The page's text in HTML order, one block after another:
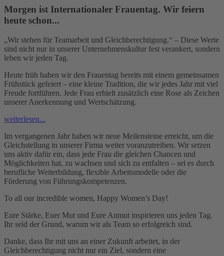
Morgen ist Internationaler Frauentag. Wir feiern
heute schon...
„Wir stehen für Teamarbeit und Gleichberechtigung.“ – Diese Werte
sind nicht nur in unserer Unternehmenskultur fest verankert, sondern
leben wir jeden Tag.
Heute früh haben wir den Frauentag bereits mit einem gemeinsamen
Frühstück gefeiert – eine kleine Tradition, die wir jedes Jahr mit viel
Freude fortführen. Jede Frau erhielt zusätzlich eine Rose als Zeichen
unserer Anerkennung und Wertschätzung.
weiterlesen...
Im vergangenen Jahr haben wir neue Meilensteine erreicht, um die
Gleichstellung in unserer Firma weiter voranzutreiben. Wir setzen
uns aktiv dafür ein, dass jede Frau die gleichen Chancen und
Möglichkeiten hat, zu wachsen und sich zu entfalten – sei es durch
berufliche Weiterbildung, flexible Arbeitsmodelle oder die
Förderung von Führungskompetenzen.
To all our incredible women, Happy Women’s Day!
Eure Stärke, Euer Mut und Eure Anmut inspirieren uns jeden Tag.
Ihr seid der Grund, warum wir als Team so erfolgreich sind.
Danke, dass Ihr mit uns an einer Zukunft arbeitet, in der
Gleichberechtigung nicht nur ein Ziel, sondern eine